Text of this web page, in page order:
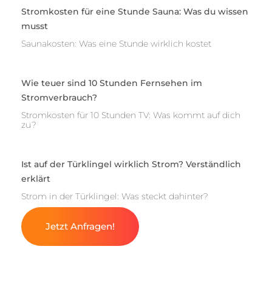
Stromkosten für eine Stunde Sauna: Was du wissen
musst
Saunakosten: Was eine Stunde wirklich kostet
Wie teuer sind 10 Stunden Fernsehen im
Stromverbrauch?
Stromkosten für 10 Stunden TV: Was kommt auf dich
zu?
Ist auf der Türklingel wirklich Strom? Verständlich
erklärt
Strom in der Türklingel: Was steckt dahinter?
Jetzt Anfragen!